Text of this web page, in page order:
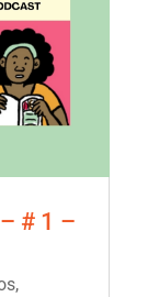
# 1 –
,